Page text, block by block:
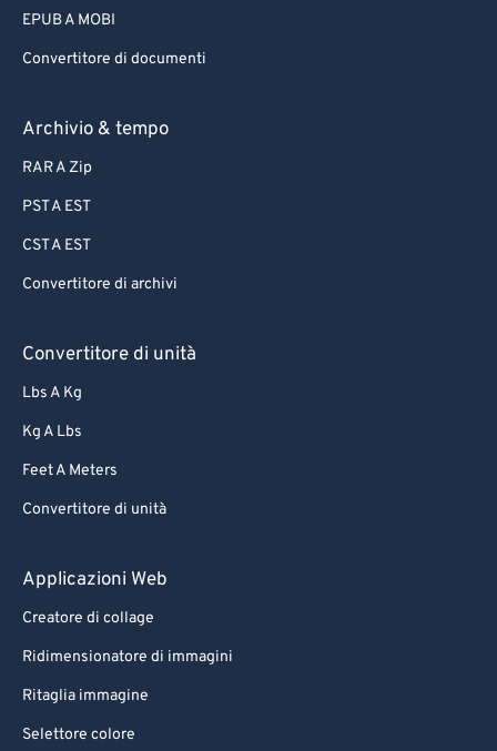
EPUB A MOBI
Convertitore di documenti
Archivio & tempo
RAR A Zip
PST A EST
CST A EST
Convertitore di archivi
Convertitore di unità
Lbs A Kg
Kg A Lbs
Feet A Meters
Convertitore di unità
Applicazioni Web
Creatore di collage
Ridimensionatore di immagini
Ritaglia immagine
Selettore colore